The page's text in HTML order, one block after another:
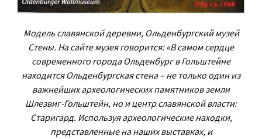
Модель славянской деревни, Ольденбургский музей
Стены. На сайте музея говорится: «В самом сердце
современного города Ольденбург в Гольштейне
находится Ольденбургская стена – не только один из
важнейших археологических памятников земли
Шлезвиг-Гольштейн, но и центр славянской власти:
Старигард. Используя археологические находки,
представленные на наших выставках, и